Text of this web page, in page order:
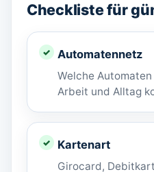
Checkliste für
Automatennetz
Welche
Arbeit und Alltag
Kartenart
Girocard,